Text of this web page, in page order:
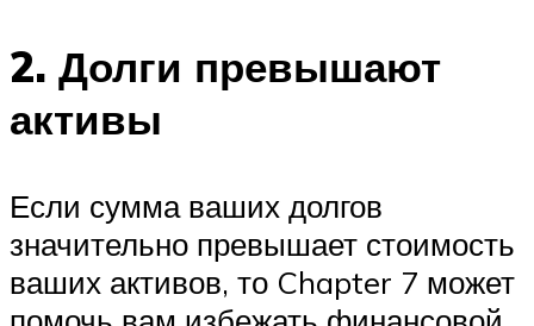
2. Долги превышают
активы
Если сумма ваших долгов
значительно превышает стоимость
ваших активов, то Chapter 7 может